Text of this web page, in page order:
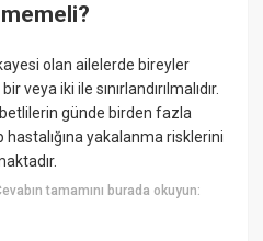
olan ailelerde bireyler
iki ile sınırlandırılmalıdır.
günde birden fazla
yakalanma risklerini
tamamını burada okuyun: